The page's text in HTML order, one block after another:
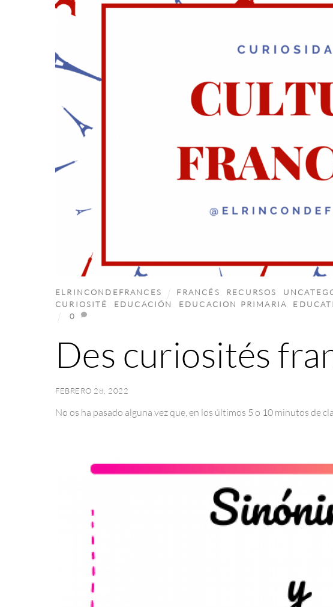
FEBRERO 28, 2022
Des curiosités
ELRINCONDEFRANCES FRANCÉS RECURSOS
CURIOSITÉ
EDUCACIÓN EDUCACION PRIMARIA
0
No os ha pasado alguna vez que, en los últimos 5 o 10 minutos de